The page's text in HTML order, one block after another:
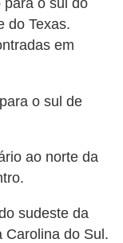
para o sul do
do Texas.
em
o sul de
ao norte da
sudeste da
Carolina do Sul.